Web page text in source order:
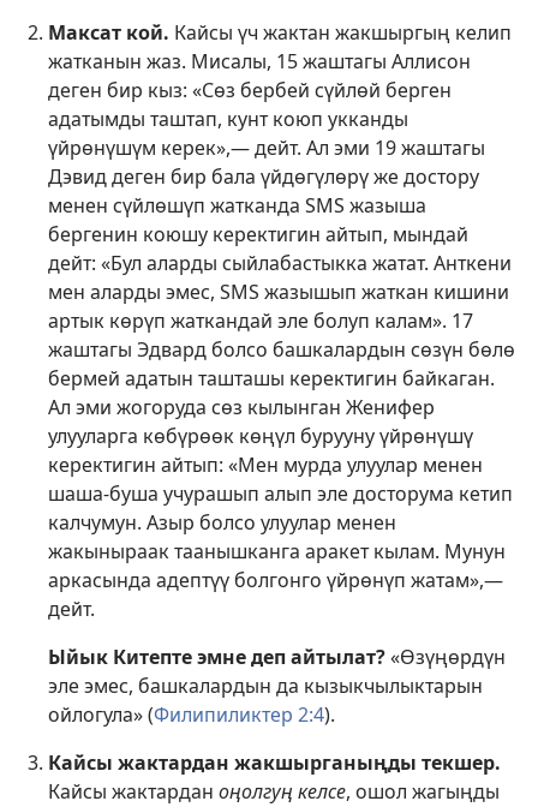
Максат кой. Кайсы үч жактан жакшыргың келип
жатканын жаз. Мисалы, 15 жаштагы Аллисон
деген бир кыз: «Сөз бербей сүйлөй берген
адатымды таштап, кунт коюп укканды
үйрөнүшүм керек»,— дейт. Ал эми 19 жаштагы
Дэвид деген бир бала үйдөгүлөрү же достору
менен сүйлөшүп жатканда SMS жазыша
бергенин коюшу керектигин айтып, мындай
дейт: «Бул аларды сыйлабастыкка жатат. Анткени
мен аларды эмес, SMS жазышып жаткан кишини
артык көрүп жаткандай эле болуп калам». 17
жаштагы Эдвард болсо башкалардын сөзүн бөлө
бермей адатын ташташы керектигин байкаган.
Ал эми жогоруда сөз кылынган Женифер
улууларга көбүрөөк көңүл бурууну үйрөнүшү
керектигин айтып: «Мен мурда улуулар менен
шаша-буша учурашып алып эле досторума кетип
калчумун. Азыр болсо улуулар менен
жакыныраак таанышканга аракет кылам. Мунун
аркасында адептүү болгонго үйрөнүп жатам»,—
дейт.
Ыйык Китепте эмне деп айтылат?«Өзүңөрдүн
эле эмес, башкалардын да кызыкчылыктарын
ойлогула» (Филипиликтер 2:4).
Кайсы жактардан жакшырганыңды текшер.
Кайсы жактардан оңолгуң келсе, ошол жагыңды